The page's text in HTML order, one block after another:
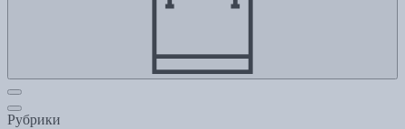
Рубрики